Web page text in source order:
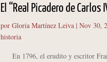
El “Real Picadero de
por Gloria Martínez Leiva| Nov 30,
historia
En 1796, el erudito y escritor